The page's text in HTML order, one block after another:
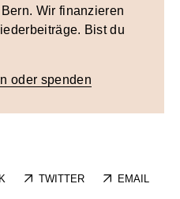
Wir finanzieren
Bist du
oder spenden
TWITTER EMAIL